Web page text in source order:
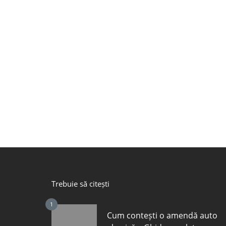
Trebuie să citești
1
Cum contești o amendă auto